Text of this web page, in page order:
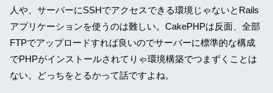
人や、サーバーにSSHでアクセスできる環境じゃないとRails
アプリケーションを使うのは難しい。CakePHPは反面、全部
FTPでアップロードすれば良いのでサーバーに標準的な構成
でPHPがインストールされてりゃ環境構築でつまずくことは
ない。どっちをとるかって話ですよね。